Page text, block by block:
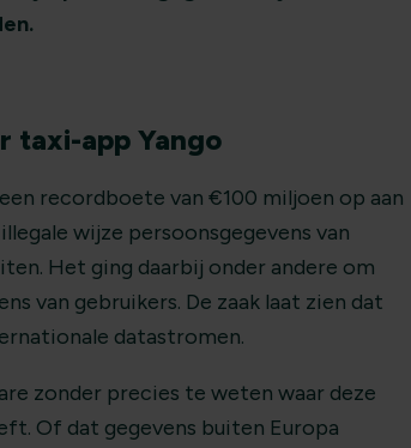
taxi-app Yango
recordboete van €100 miljoen op aan
wijze persoonsgegevens van
Het ging daarbij onder andere om
van gebruikers. De zaak laat zien dat
datastromen.
zonder precies te weten waar deze
Of dat gegevens buiten Europa